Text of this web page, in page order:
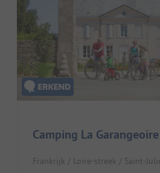
Camping La Garangeoire
Frankrijk / Loire-streek / Saint-